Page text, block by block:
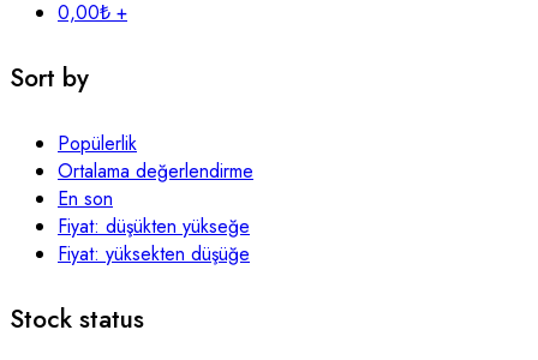
0,00₺ +
Sort by
Popülerlik
Ortalama değerlendirme
En son
Fiyat: düşükten yükseğe
Fiyat: yüksekten düşüğe
Stock status